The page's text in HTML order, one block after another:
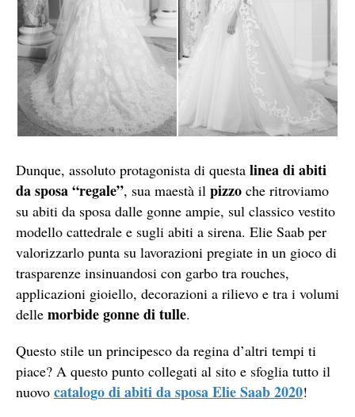
Dunque, assoluto protagonista di questa linea di abiti
da sposa “regale”, sua maestà il pizzo che ritroviamo
su abiti da sposa dalle gonne ampie, sul classico vestito
modello cattedrale e sugli abiti a sirena. Elie Saab per
valorizzarlo punta su lavorazioni pregiate in un gioco di
trasparenze insinuandosi con garbo tra rouches,
applicazioni gioiello, decorazioni a rilievo e tra i volumi
delle morbide gonne di tulle.
Questo stile un principesco da regina d’altri tempi ti
piace? A questo punto collegati al sito e sfoglia tutto il
nuovo catalogo di abiti da sposa Elie Saab 2020!